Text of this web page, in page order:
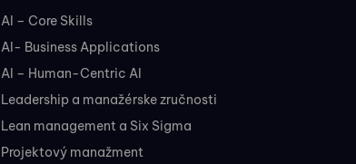
AI – Core Skills
AI- Business Applications
AI – Human-Centric AI
Leadership a manažérske zručnosti
Lean management a Six Sigma
Projektový manažment